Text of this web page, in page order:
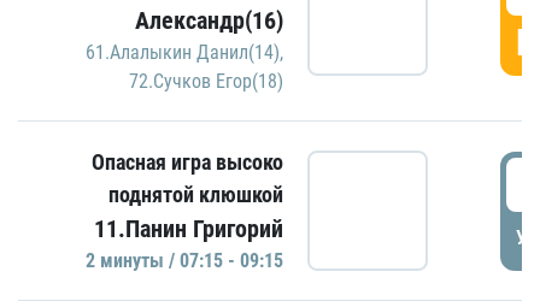
Александр(16)
61.Алалыкин Данил(14),
72.Сучков Егор(18)
Опасная игра высоко
поднятой клюшкой
11.Панин Григорий
2 минуты / 07:15 - 09:15